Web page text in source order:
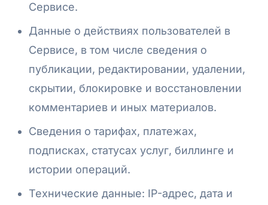
Сервисе.
Данные о действиях пользователей в
Сервисе, в том числе сведения о
публикации, редактировании, удалении,
скрытии, блокировке и восстановлении
комментариев и иных материалов.
Сведения о тарифах, платежах,
подписках, статусах услуг, биллинге и
истории операций.
Технические данные: IP-адрес, дата и